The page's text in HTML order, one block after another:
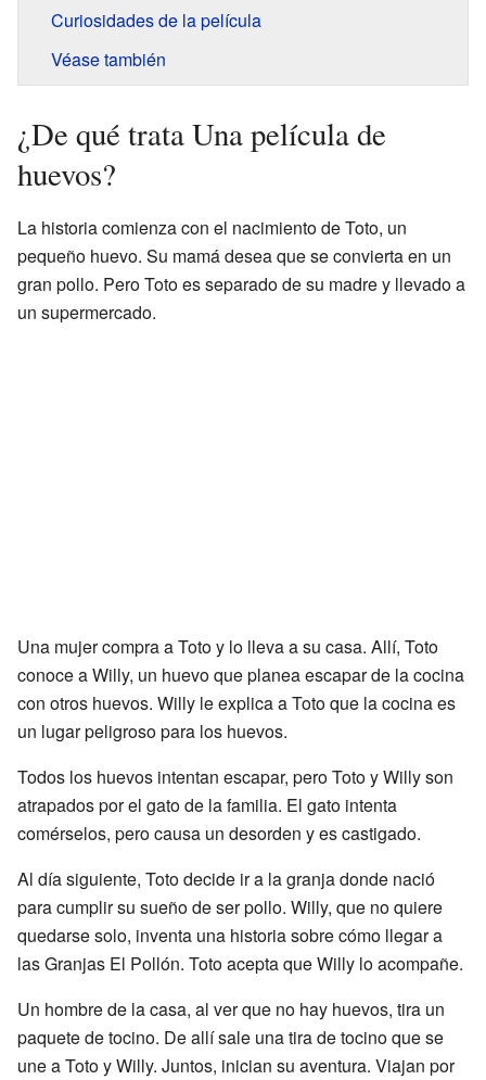
Curiosidades de la película
Véase también
¿De qué trata Una película de
huevos?
La historia comienza con el nacimiento de Toto, un
pequeño huevo. Su mamá desea que se convierta en un
gran pollo. Pero Toto es separado de su madre y llevado a
un supermercado.
Una mujer compra a Toto y lo lleva a su casa. Allí, Toto
conoce a Willy, un huevo que planea escapar de la cocina
con otros huevos. Willy le explica a Toto que la cocina es
un lugar peligroso para los huevos.
Todos los huevos intentan escapar, pero Toto y Willy son
atrapados por el gato de la familia. El gato intenta
comérselos, pero causa un desorden y es castigado.
Al día siguiente, Toto decide ir a la granja donde nació
para cumplir su sueño de ser pollo. Willy, que no quiere
quedarse solo, inventa una historia sobre cómo llegar a
las Granjas El Pollón. Toto acepta que Willy lo acompañe.
Un hombre de la casa, al ver que no hay huevos, tira un
paquete de tocino. De allí sale una tira de tocino que se
une a Toto y Willy. Juntos, inician su aventura. Viajan por